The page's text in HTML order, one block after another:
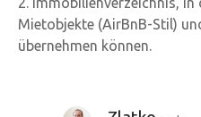
Mietobjekte (AirBnB-Stil)
übernehmen können.